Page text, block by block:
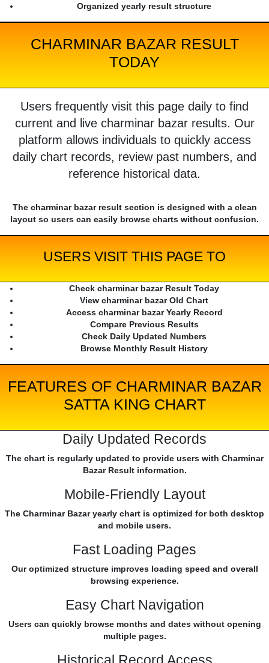
Organized yearly result structure
CHARMINAR BAZAR RESULT
TODAY
Users frequently visit this page daily to find
current and live charminar bazar results. Our
platform allows individuals to quickly access
daily chart records, review past numbers, and
reference historical data.
The charminar bazar result section is designed with a clean
layout so users can easily browse charts without confusion.
USERS VISIT THIS PAGE TO
Check charminar bazar Result Today
View charminar bazar Old Chart
Access charminar bazar Yearly Record
Compare Previous Results
Check Daily Updated Numbers
Browse Monthly Result History
FEATURES OF CHARMINAR BAZAR
SATTA KING CHART
Daily Updated Records
The chart is regularly updated to provide users with Charminar
Bazar Result information.
Mobile-Friendly Layout
The Charminar Bazar yearly chart is optimized for both desktop
and mobile users.
Fast Loading Pages
Our optimized structure improves loading speed and overall
browsing experience.
Easy Chart Navigation
Users can quickly browse months and dates without opening
multiple pages.